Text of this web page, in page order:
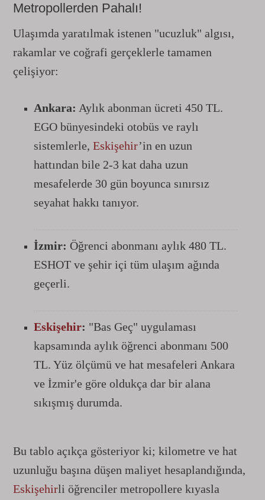
Metropollerden Pahalı!
Ulaşımda yaratılmak istenen "ucuzluk" algısı,
rakamlar ve coğrafi gerçeklerle tamamen
çelişiyor:
Ankara: Aylık abonman ücreti 450 TL.
EGO bünyesindeki otobüs ve raylı
sistemlerle, Eskişehir’in en uzun
hattından bile 2-3 kat daha uzun
mesafelerde 30 gün boyunca sınırsız
seyahat hakkı tanıyor.
İzmir: Öğrenci abonmanı aylık 480 TL.
ESHOT ve şehir içi tüm ulaşım ağında
geçerli.
Eskişehir: "Bas Geç" uygulaması
kapsamında aylık öğrenci abonmanı 500
TL. Yüz ölçümü ve hat mesafeleri Ankara
ve İzmir'e göre oldukça dar bir alana
sıkışmış durumda.
Bu tablo açıkça gösteriyor ki; kilometre ve hat
uzunluğu başına düşen maliyet hesaplandığında,
Eskişehirli öğrenciler metropollere kıyasla